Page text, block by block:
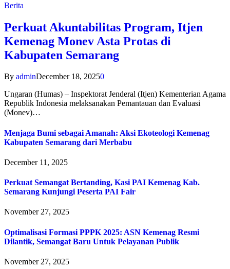
Berita
Perkuat Akuntabilitas Program, Itjen
Kemenag Monev Asta Protas di
Kabupaten Semarang
By adminDecember 18, 20250
Ungaran (Humas) – Inspektorat Jenderal (Itjen) Kementerian Agama
Republik Indonesia melaksanakan Pemantauan dan Evaluasi
(Monev)…
Menjaga Bumi sebagai Amanah: Aksi Ekoteologi Kemenag
Kabupaten Semarang dari Merbabu
December 11, 2025
Perkuat Semangat Bertanding, Kasi PAI Kemenag Kab.
Semarang Kunjungi Peserta PAI Fair
November 27, 2025
Optimalisasi Formasi PPPK 2025: ASN Kemenag Resmi
Dilantik, Semangat Baru Untuk Pelayanan Publik
November 27, 2025